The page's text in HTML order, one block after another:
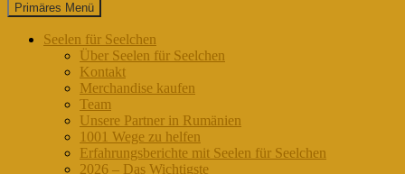
Seelen für Seelchen
Primäres Menü
Seelen für Seelchen
Über Seelen für Seelchen
Kontakt
Merchandise kaufen
Team
Unsere Partner in Rumänien
1001 Wege zu helfen
Erfahrungsberichte mit Seelen für Seelchen
2026 – Das Wichtigste